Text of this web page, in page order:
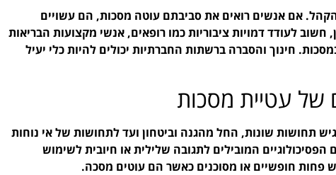
אם אנשים רואים את סביבתם עוטה מסכות, הם עשויים
לעודד דמויות ציבוריות כמו רופאים, אנשי מקצועות הבריאות
חינוך והסברה ברשתות החברתיות יכולים להיות כלי יעיל
של עטיית מסכות
תחושות שונות, החל מהגנה וביטחון ועד לתחושות של אי נוחות
המובילים לתגובה שלילית או חיובית לשימוש
פחות חופשיים או מסוכנים כאשר הם עוטים מסכה.